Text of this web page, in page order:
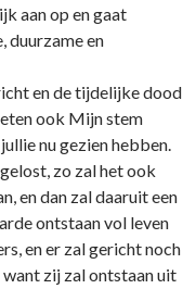
aan op en gaat
duurzame en
en de tijdelijke dood
ook Mijn stem
nu gezien hebben.
zo zal het ook
en dan zal daaruit een
ontstaan vol leven
en er zal gericht noch
want zij zal ontstaan uit